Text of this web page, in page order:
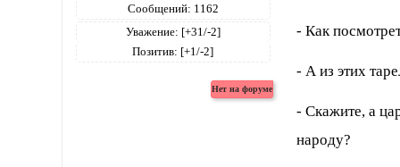
Сообщений: 1162
Уважение: [+31/-2]
Позитив: [+1/-2]
- Как
- А из этих
- Скажите, а
народу?